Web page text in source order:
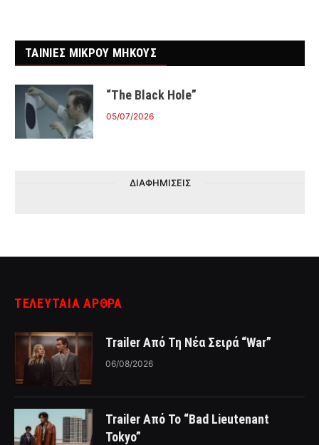
ΤΑΙΝΙΕΣ ΜΙΚΡΟΥ ΜΗΚΟΥΣ
“The Black Hole”
05/07/2026
ΔΙΑΦΗΜΙΣΕΙΣ
ΤΕΛΕΥΤΑΙΑ ΑΡΘΡΑ
Trailer Από Τη Νέα Σειρά “War”
06/08/2026
Trailer Από Το “Bad Lieutenant
Tokyo”